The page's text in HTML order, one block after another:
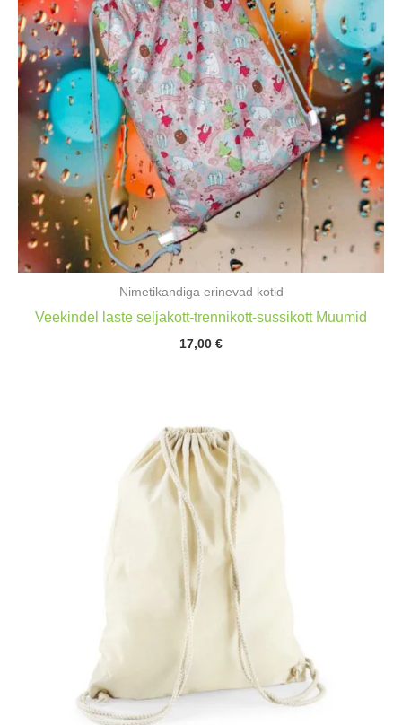
Nimetikandiga erinevad kotid
Veekindel laste seljakott-trennikott-sussikott Muumid
17,00 €